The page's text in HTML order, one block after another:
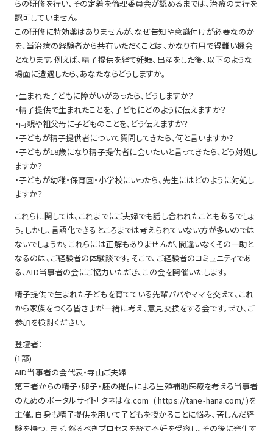
らの研修を行い、その定着を倫理委員会が認めるまでは、治療の実行を
認可していません。
この研修に特効薬はありませんが、なぜ告知や意識付けが必要なのか
を、当治療の経験者から共有いただくことは、かなり有用で得難い機会
となります。例えば、精子提供を経て妊娠、出産をした後、以下のような
場面に遭遇したら、あなたならどうしますか。
・生まれた子どもに障がいがあったら、どうしますか？
・精子提供で生まれたことを、子どもにどのように伝えますか？
・両親や祖父母に子どものことを、どう伝えますか？
・子どもが精子提供者について質問してきたら、何と言いますか？
・子どもが18歳になり精子提供者に会いたいと言ってきたら、どう対処し
ますか？
・子どもが幼稚・保育園・小学校にいったら、先生にはどのように対処し
ますか？
これらに関しては、これまでにご夫婦でも話し合われたこともあるでしょ
う。しかし、言語化できるところまでは考えられていない方が多いのでは
ないでしょうか。これらには正解もありませんが、間違いなくその一助と
なるのは、ご経験者の体験談です。そこで、ご経験者のコミュニティであ
る、AID当事者の会にご協力いただき、この会を開催いたします。
精子提供で生まれた子どもを育てている先輩パパやママを交えて、これ
から家族をつくる皆さまが一緒に考え、意見交換をする会です。ぜひ、ご
参加を検討ください。
登壇者：
(1部)
AID当事者の会代表・寺山ご夫婦
第三者からの精子・卵子・胚の提供による生殖補助医療を考える当事者
のためのポータルサイト「タネはな.com」( https://tane-hana.com/ )を
主催。自身も精子提供を用いて子どもを授かることに悩み、苦しんだ経
験を持つ。まず、然るべきプロセスを経て不妊を受容し、その後に発生す